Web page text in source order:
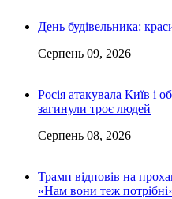
День будівельника:
Серпень 09, 2026
Росія атакувала Київ і
загинули троє людей
Серпень 08, 2026
Трамп відповів на
«Нам вони теж